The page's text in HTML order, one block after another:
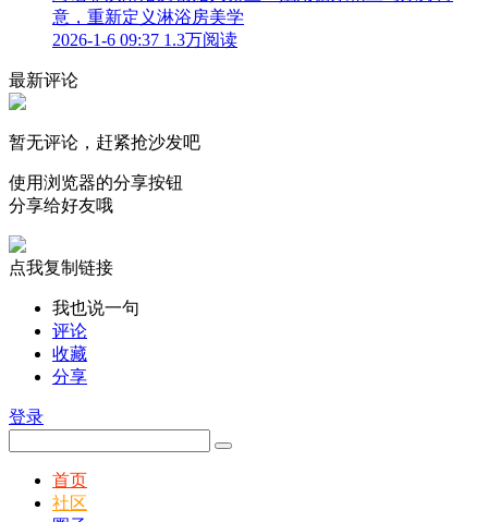
意，重新定义淋浴房美学
2026-1-6 09:37 1.3万阅读
最新评论
暂无评论，赶紧抢沙发吧
使用浏览器的分享按钮
分享给好友哦
点我复制链接
我也说一句
评论
收藏
分享
登录
首页
社区